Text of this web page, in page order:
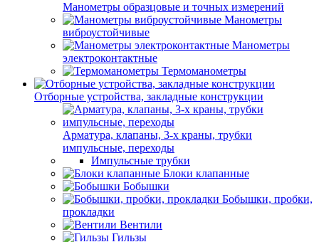
Манометры образцовые и точных измерений
Манометры
виброустойчивые
Манометры
электроконтактные
Термоманометры
Отборные устройства, закладные конструкции
Арматура, клапаны, 3-х краны, трубки
импульсные, переходы
Импульсные трубки
Блоки клапанные
Бобышки
Бобышки, пробки,
прокладки
Вентили
Гильзы